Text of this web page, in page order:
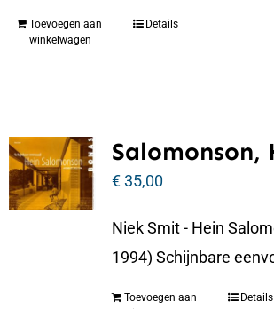
Toevoegen aan
winkelwagen
Details
Salomonson,
€35,00
Niek Smit - Hein
1994) Schijnbare
Toevoegen aan
Details